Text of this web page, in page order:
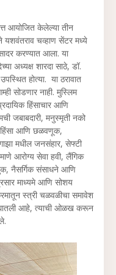
आयोजित केलेल्या तीन
यशवंतराव चव्हाण सेंटर मध्ये
सादर करण्यात आला. या
अध्यक्ष शारदा साठे, डॉ.
होत्या. या ठरावात
सोडणार नाही. मुस्लिम
हिंसाचार आणि
जबाबदारी, मनुस्मृती नको
हिंसा आणि छळवणूक,
मधील जनसंहार, सेफ्टी
आरोग्य सेवा हवी, लैंगिक
नैसर्गिक संसाधने आणि
माध्यमे आणि सोशय
स्त्री चळवळीचा समावेश
आहे, त्याची ओळख करून